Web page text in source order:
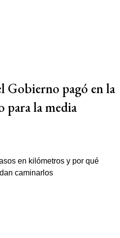
Gobierno pagó en la
para la media